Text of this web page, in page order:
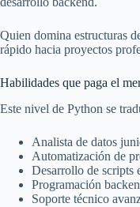
Quien domina estructuras
rápido hacia proyectos
Habilidades que paga el
Este nivel de Python se
Analista de datos
Automatización de
Desarrollo de scripts
Programación
Soporte técnico